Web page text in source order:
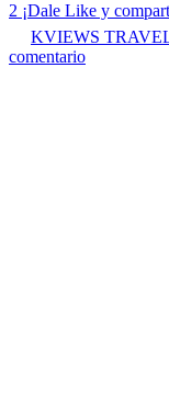
2 ¡Dale Like y
KVIEWS
comentario